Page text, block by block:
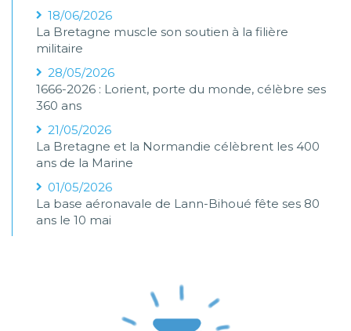
18/06/2026
La Bretagne muscle son soutien à la filière
militaire
28/05/2026
1666-2026 : Lorient, porte du monde, célèbre ses
360 ans
21/05/2026
La Bretagne et la Normandie célèbrent les 400
ans de la Marine
01/05/2026
La base aéronavale de Lann-Bihoué fête ses 80
ans le 10 mai